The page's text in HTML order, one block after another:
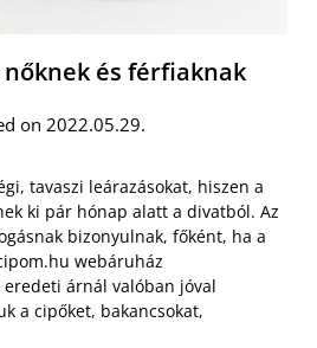
nőknek és férfiaknak
on 2022.05.29.
tavaszi leárazásokat, hiszen a
ki pár hónap alatt a divatból. Az
bizonyulnak, főként, ha a
webáruház
árnál valóban jóval
a cipőket, bakancsokat,